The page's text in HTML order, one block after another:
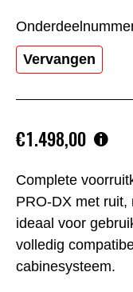
Complete
PRO-DX met ruit,
ideaal voor
volledig
cabine­systeem.
€1.498,00
Vervangen